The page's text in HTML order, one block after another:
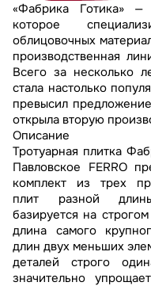
«Фабрика Готика» —
которое
облицовочных
производственная
Всего за несколько
стала настолько
превысил
открыла вторую
Описание
Тротуарная плитка
Павловское FERRO
комплект из трех
плит разной
базируется на
длина самого
длин двух меньших
деталей строго
значительно